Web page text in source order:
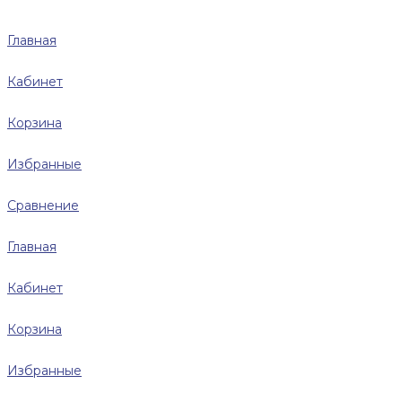
Главная
Кабинет
Корзина
Избранные
Сравнение
Главная
Кабинет
Корзина
Избранные